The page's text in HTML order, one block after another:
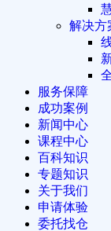
解决方
服务保障
成功案例
新闻中心
课程中心
百科知识
专题知识
关于我们
申请体验
委托找仓